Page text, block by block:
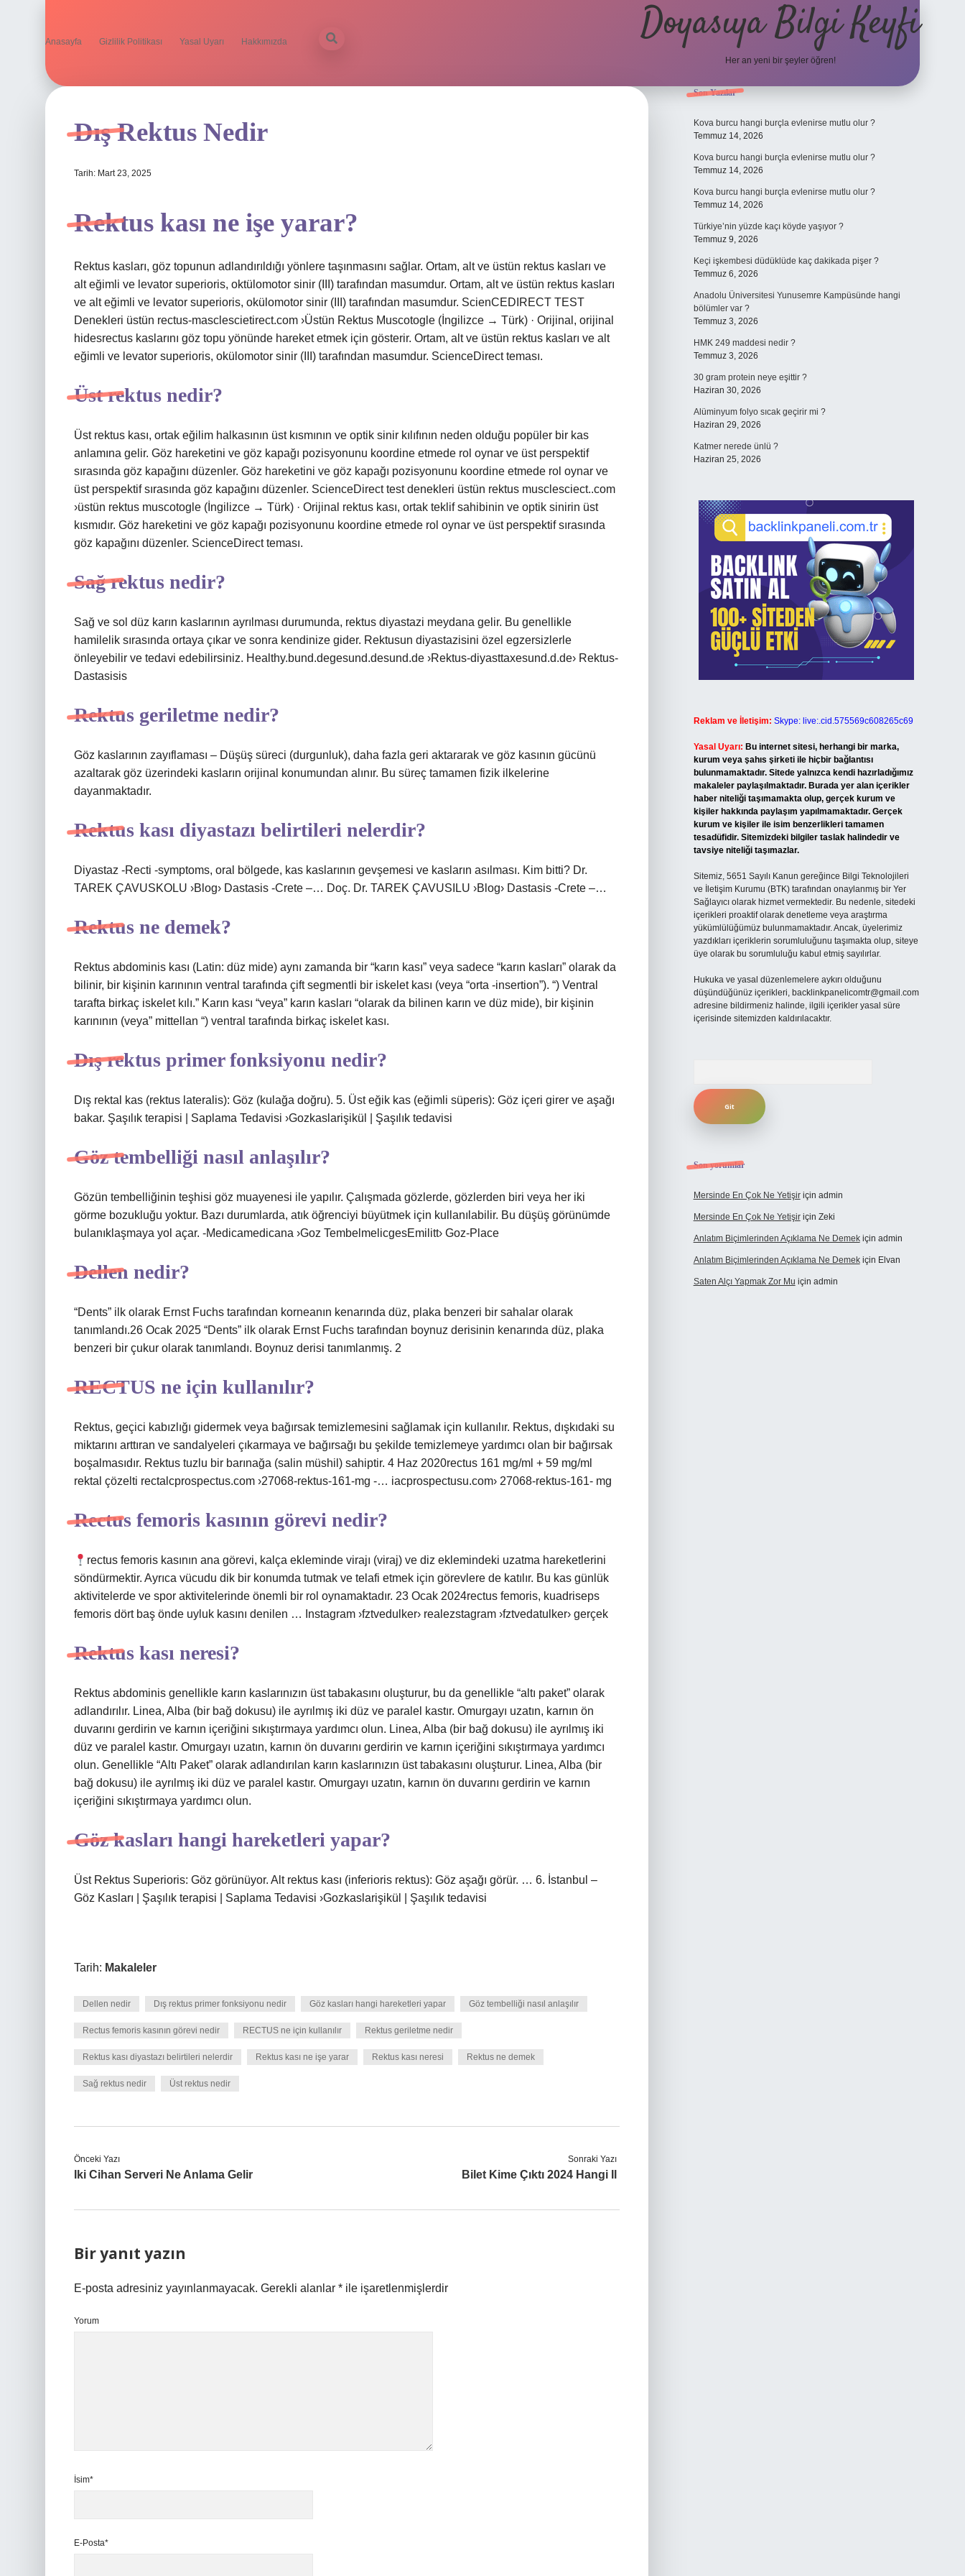
Anasayfa Gizlilik Politikası Yasal Uyarı Hakkımızda Doyasıya Bilgi Keyfi
Her an yeni bir şeyler öğren!
Dış Rektus Nedir
Tarih: Mart 23, 2025
Rektus kası ne işe yarar?
Rektus kasları, göz topunun adlandırıldığı yönlere taşınmasını sağlar. Ortam, alt ve üstün rektus kasları ve
alt eğimli ve levator superioris, oktülomotor sinir (III) tarafından masumdur. Ortam, alt ve üstün rektus kasları
ve alt eğimli ve levator superioris, okülomotor sinir (III) tarafından masumdur. ScienCEDIRECT TEST
Denekleri üstün rectus-masclescietirect.com ›Üstün Rektus Muscotogle (İngilizce → Türk) · Orijinal, orijinal
hidesrectus kaslarını göz topu yönünde hareket etmek için gösterir. Ortam, alt ve üstün rektus kasları ve alt
eğimli ve levator superioris, okülomotor sinir (III) tarafından masumdur. ScienceDirect teması.
Üst rektus nedir?
Üst rektus kası, ortak eğilim halkasının üst kısmının ve optik sinir kılıfının neden olduğu popüler bir kas
anlamına gelir. Göz hareketini ve göz kapağı pozisyonunu koordine etmede rol oynar ve üst perspektif
sırasında göz kapağını düzenler. Göz hareketini ve göz kapağı pozisyonunu koordine etmede rol oynar ve
üst perspektif sırasında göz kapağını düzenler. ScienceDirect test denekleri üstün rektus musclesciect..com
›üstün rektus muscotogle (İngilizce → Türk) · Orijinal rektus kası, ortak teklif sahibinin ve optik sinirin üst
kısmıdır. Göz hareketini ve göz kapağı pozisyonunu koordine etmede rol oynar ve üst perspektif sırasında
göz kapağını düzenler. ScienceDirect teması.
Sağ rektus nedir?
Sağ ve sol düz karın kaslarının ayrılması durumunda, rektus diyastazi meydana gelir. Bu genellikle
hamilelik sırasında ortaya çıkar ve sonra kendinize gider. Rektusun diyastazisini özel egzersizlerle
önleyebilir ve tedavi edebilirsiniz. Healthy.bund.degesund.desund.de ›Rektus-diyasttaxesund.d.de› Rektus-
Dastasisis
Rektus geriletme nedir?
Göz kaslarının zayıflaması – Düşüş süreci (durgunluk), daha fazla geri aktararak ve göz kasının gücünü
azaltarak göz üzerindeki kasların orijinal konumundan alınır. Bu süreç tamamen fizik ilkelerine
dayanmaktadır.
Rektus kası diyastazı belirtileri nelerdir?
Diyastaz -Recti -symptoms, oral bölgede, kas kaslarının gevşemesi ve kasların asılması. Kim bitti? Dr.
TAREK ÇAVUSKOLU ›Blog› Dastasis -Crete –… Doç. Dr. TAREK ÇAVUSILU ›Blog› Dastasis -Crete –…
Rektus ne demek?
Rektus abdominis kası (Latin: düz mide) aynı zamanda bir “karın kası” veya sadece “karın kasları” olarak da
bilinir, bir kişinin karınının ventral tarafında çift segmentli bir iskelet kası (veya “orta -insertion”). “) Ventral
tarafta birkaç iskelet kılı.” Karın kası “veya” karın kasları “olarak da bilinen karın ve düz mide), bir kişinin
karınının (veya” mittellan “) ventral tarafında birkaç iskelet kası.
Dış rektus primer fonksiyonu nedir?
Dış rektal kas (rektus lateralis): Göz (kulağa doğru). 5. Üst eğik kas (eğimli süperis): Göz içeri girer ve aşağı
bakar. Şaşılık terapisi | Saplama Tedavisi ›Gozkaslarişikül | Şaşılık tedavisi
Göz tembelliği nasıl anlaşılır?
Gözün tembelliğinin teşhisi göz muayenesi ile yapılır. Çalışmada gözlerde, gözlerden biri veya her iki
görme bozukluğu yoktur. Bazı durumlarda, atık öğrenciyi büyütmek için kullanılabilir. Bu düşüş görünümde
bulanıklaşmaya yol açar. -Medicamedicana ›Goz TembelmelicgesEmilitt› Goz-Place
Dellen nedir?
“Dents” ilk olarak Ernst Fuchs tarafından korneanın kenarında düz, plaka benzeri bir sahalar olarak
tanımlandı.26 Ocak 2025 “Dents” ilk olarak Ernst Fuchs tarafından boynuz derisinin kenarında düz, plaka
benzeri bir çukur olarak tanımlandı. Boynuz derisi tanımlanmış. 2
RECTUS ne için kullanılır?
Rektus, geçici kabızlığı gidermek veya bağırsak temizlemesini sağlamak için kullanılır. Rektus, dışkıdaki su
miktarını arttıran ve sandalyeleri çıkarmaya ve bağırsağı bu şekilde temizlemeye yardımcı olan bir bağırsak
boşalmasıdır. Rektus tuzlu bir barınağa (salin müshil) sahiptir. 4 Haz 2020rectus 161 mg/ml + 59 mg/ml
rektal çözelti rectalcprospectus.com ›27068-rektus-161-mg -… iacprospectusu.com› 27068-rektus-161- mg
Rectus femoris kasının görevi nedir?
rectus femoris kasının ana görevi, kalça ekleminde virajı (viraj) ve diz eklemindeki uzatma hareketlerini
söndürmektir. Ayrıca vücudu dik bir konumda tutmak ve telafi etmek için görevlere de katılır. Bu kas günlük
aktivitelerde ve spor aktivitelerinde önemli bir rol oynamaktadır. 23 Ocak 2024rectus femoris, kuadriseps
femoris dört baş önde uyluk kasını denilen … Instagram ›fztvedulker› realezstagram ›fztvedatulker› gerçek
Rektus kası neresi?
Rektus abdominis genellikle karın kaslarınızın üst tabakasını oluşturur, bu da genellikle “altı paket” olarak
adlandırılır. Linea, Alba (bir bağ dokusu) ile ayrılmış iki düz ve paralel kastır. Omurgayı uzatın, karnın ön
duvarını gerdirin ve karnın içeriğini sıkıştırmaya yardımcı olun. Linea, Alba (bir bağ dokusu) ile ayrılmış iki
düz ve paralel kastır. Omurgayı uzatın, karnın ön duvarını gerdirin ve karnın içeriğini sıkıştırmaya yardımcı
olun. Genellikle “Altı Paket” olarak adlandırılan karın kaslarınızın üst tabakasını oluşturur. Linea, Alba (bir
bağ dokusu) ile ayrılmış iki düz ve paralel kastır. Omurgayı uzatın, karnın ön duvarını gerdirin ve karnın
içeriğini sıkıştırmaya yardımcı olun.
Göz kasları hangi hareketleri yapar?
Üst Rektus Superioris: Göz görünüyor. Alt rektus kası (inferioris rektus): Göz aşağı görür. … 6. İstanbul –
Göz Kasları | Şaşılık terapisi | Saplama Tedavisi ›Gozkaslarişikül | Şaşılık tedavisi
Tarih: Makaleler
Dellen nedir Dış rektus primer fonksiyonu nedir Göz kasları hangi hareketleri yapar Göz tembelliği nasıl anlaşılır
Rectus femoris kasının görevi nedir RECTUS ne için kullanılır Rektus geriletme nedir
Rektus kası diyastazı belirtileri nelerdir Rektus kası ne işe yarar Rektus kası neresi Rektus ne demek
Sağ rektus nedir Üst rektus nedir
Önceki Yazı
Iki Cihan Serveri Ne Anlama Gelir
Sonraki Yazı
Bilet Kime Çıktı 2024 Hangi Il
Bir yanıt yazın
E-posta adresiniz yayınlanmayacak. Gerekli alanlar * ile işaretlenmişlerdir
Yorum
İsim*
E-Posta*
Sidebar
Son Yazılar
Kova burcu hangi burçla evlenirse mutlu olur ?
Temmuz 14, 2026
Kova burcu hangi burçla evlenirse mutlu olur ?
Temmuz 14, 2026
Kova burcu hangi burçla evlenirse mutlu olur ?
Temmuz 14, 2026
Türkiye’nin yüzde kaçı köyde yaşıyor ?
Temmuz 9, 2026
Keçi işkembesi düdüklüde kaç dakikada pişer ?
Temmuz 6, 2026
Anadolu Üniversitesi Yunusemre Kampüsünde hangi
bölümler var ?
Temmuz 3, 2026
HMK 249 maddesi nedir ?
Temmuz 3, 2026
30 gram protein neye eşittir ?
Haziran 30, 2026
Alüminyum folyo sıcak geçirir mi ?
Haziran 29, 2026
Katmer nerede ünlü ?
Haziran 25, 2026
Reklam ve İletişim: Skype: live:.cid.575569c608265c69
Yasal Uyarı: Bu internet sitesi, herhangi bir marka,
kurum veya şahıs şirketi ile hiçbir bağlantısı
bulunmamaktadır. Sitede yalnızca kendi hazırladığımız
makaleler paylaşılmaktadır. Burada yer alan içerikler
haber niteliği taşımamakta olup, gerçek kurum ve
kişiler hakkında paylaşım yapılmamaktadır. Gerçek
kurum ve kişiler ile isim benzerlikleri tamamen
tesadüfidir. Sitemizdeki bilgiler taslak halindedir ve
tavsiye niteliği taşımazlar.
Sitemiz, 5651 Sayılı Kanun gereğince Bilgi Teknolojileri
ve İletişim Kurumu (BTK) tarafından onaylanmış bir Yer
Sağlayıcı olarak hizmet vermektedir. Bu nedenle, sitedeki
içerikleri proaktif olarak denetleme veya araştırma
yükümlülüğümüz bulunmamaktadır. Ancak, üyelerimiz
yazdıkları içeriklerin sorumluluğunu taşımakta olup, siteye
üye olarak bu sorumluluğu kabul etmiş sayılırlar.
Hukuka ve yasal düzenlemelere aykırı olduğunu
düşündüğünüz içerikleri, backlinkpanelicomtr@gmail.com
adresine bildirmeniz halinde, ilgili içerikler yasal süre
içerisinde sitemizden kaldırılacaktır.
Son yorumlar
Mersinde En Çok Ne Yetişiriçin admin
Mersinde En Çok Ne Yetişiriçin Zeki
Anlatım Biçimlerinden Açıklama Ne Demekiçin admin
Anlatım Biçimlerinden Açıklama Ne Demekiçin Elvan
Saten Alçı Yapmak Zor Mu için admin